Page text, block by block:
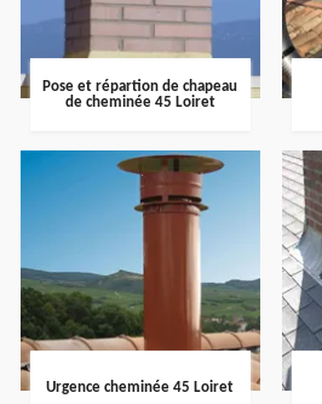
Pose et répartion de chapeau
de cheminée 45 Loiret
Urgence cheminée 45 Loiret